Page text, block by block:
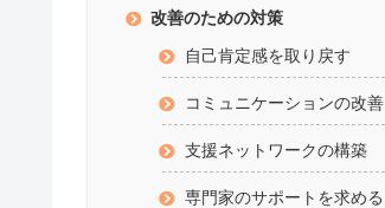
改善のための対策
自己肯定感を取り戻す
コミュニケーションの改善
支援ネットワークの構築
専門家のサポートを求める